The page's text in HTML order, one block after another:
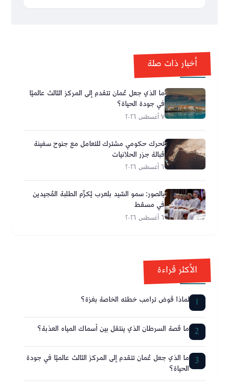
أخبار ذات صلة
ما الذي جعل عُمان تتقدم إلى المركز الثالث عالميًا
في جودة الحياة؟
٧ أغسطس ٢٠٢٦
تحرك حكومي مشترك للتعامل مع جنوح سفينة
قبالة جزر الحلانيات
٦ أغسطس ٢٠٢٦
بالصور: سمو السّيد بلعرب يُكرِّم الطلبة المُجيدين
في مسقط
٦ أغسطس ٢٠٢٦
الأكثر قراءة
1 لماذا قوض ترامب خطته الخاصة بغزة؟
2 ما قصة السرطان الذي ينتقل بين أسماك المياه العذبة؟
3 ما الذي جعل عُمان تتقدم إلى المركز الثالث عالميًا في جودة
الحياة؟